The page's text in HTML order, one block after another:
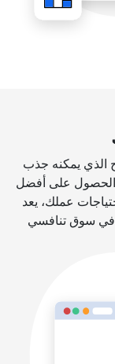
الذي يمكنه جذب
الحصول على أفضل
عملك، يعد
في سوق تنافسي